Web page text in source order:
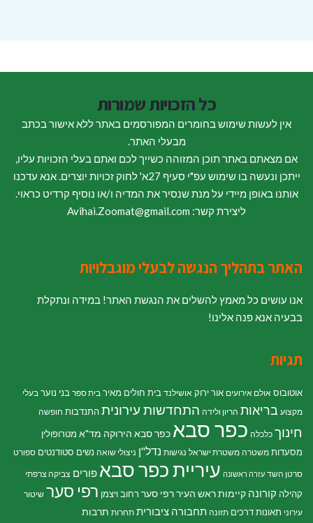
כל הזכויות שמורות
אין לעשות שימוש בחומרים המפורסמים באתר ללא אישור בכתב
מבעלי האתר.
אם מצאתם באתר תוכן המזוהה כשייך לכם ואתם בעלי הזכויות עליו,
ייתכן ונעשה בו שימוש עפ"י סעיף 27א' לחוק זכויות יוצרים. אנא עדכנו
אותנו באופן מיידי על מנת שנסיר את המדיה ו/או נוסיף קרדיט כראוי.
ליצירת קשר: Avihai.Zoomat@gmail.com
האתר בתהליך הנגשה לבעלי מוגבלויות
אנו עושים כל מאמץ להשלים את הנגשת האתר! במידה ונתקלת
בבעיה אנא פנה אלינו!
תגיות
אוטובוס אולם אירועים אור ירוק אושילנד בית חולים מאיר בית ספר בני נוער בעלי
מקצוע בריאות הריון ולידה התחדשות עירוניתהתנדבות חופשה
חינוך כלכלה כפר סבא כפר סבא הירוקה מד"א מטרופולין
מסעדות משטרה משטרת ישראל נגישות נדל"ן ניצולי שואה נשים סטודנטים ספורט
סרטן השד עזרה ראשונה עיריית כפר סבא פורים צביקה צרפתי
קהילה קורונה קיימותראש העיר רפי סער רחוב ויצמן רפי סער שיטור
עירוני תאונות דרכים תזונה תחבורה ציבורית תחרות תרבות